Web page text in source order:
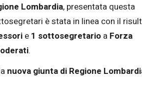
Lombardia, presentata questa
è stata in linea con il
e 1 sottosegretario a Forza
.
nuova giunta di Regione